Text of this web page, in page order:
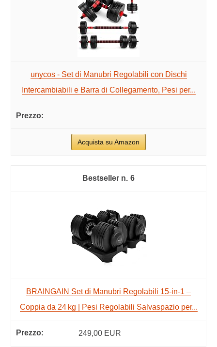
unycos - Set di Manubri Regolabili con Dischi
Intercambiabili e Barra di Collegamento, Pesi per...
Acquista su Amazon
6
BRAINGAIN Set di Manubri Regolabili 15-in-1 –
Coppia da 24 kg | Pesi Regolabili Salvaspazio per...
249,00 EUR